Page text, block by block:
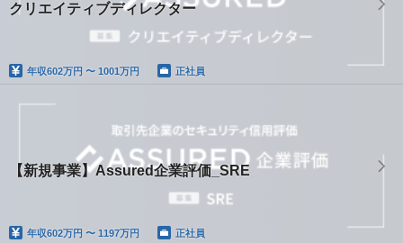
クリエイティブディレクター
年収602万円 〜 1001万円 正社員
【新規事業】Assured企業評価_SRE
年収602万円 〜 1197万円 正社員